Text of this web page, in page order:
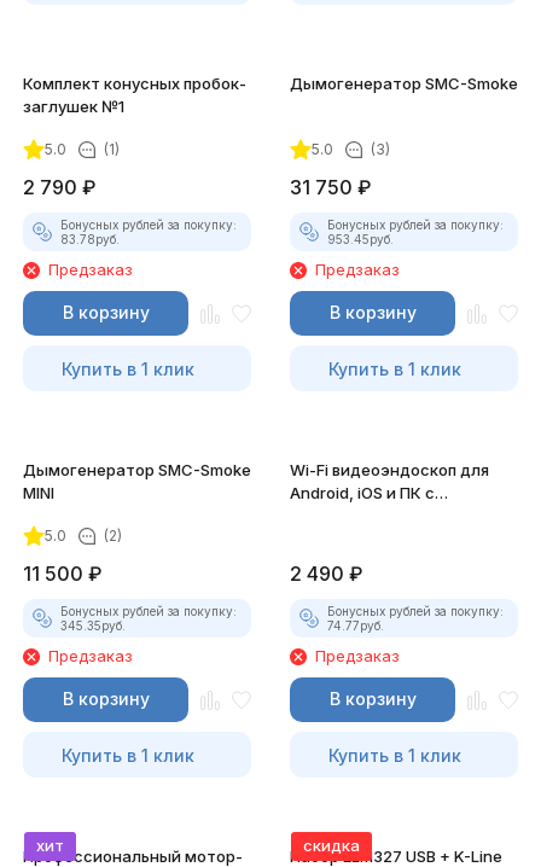
Комплект конусных пробок-
заглушек №1
5.0 (1)
2 790 ₽
Бонусных рублей за покупку:
83.78руб.
Предзаказ
В корзину
Купить в 1 клик
Дымогенератор SMC-Smoke
5.0 (3)
31 750 ₽
Бонусных рублей за покупку:
953.45руб.
Предзаказ
В корзину
Купить в 1 клик
Дымогенератор SMC-Smoke
MINI
5.0 (2)
11 500 ₽
Бонусных рублей за покупку:
345.35руб.
Предзаказ
В корзину
Купить в 1 клик
Wi-Fi видеоэндоскоп для
Android, iOS и ПК с
2 490 ₽
Бонусных рублей за покупку:
74.77руб.
Предзаказ
В корзину
Купить в 1 клик
хит
Профессиональный мотор-
скидка
Набор ELM327 USB + K-Line